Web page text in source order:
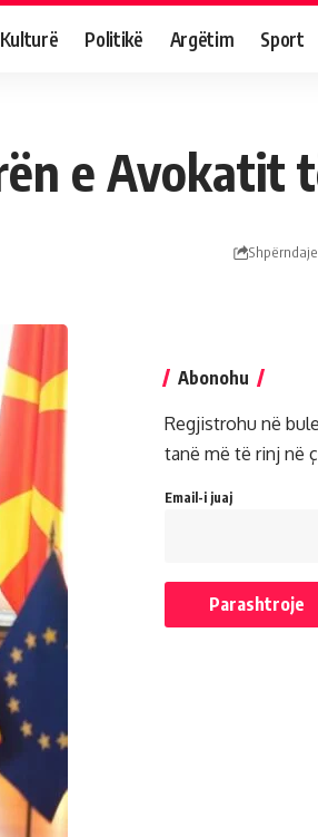
Kulturë Politikë Argëtim Sport
e Avokatit
Shpërndaje
Abonohu
Regjistrohu në
tanë më të rinj në
Email-i juaj